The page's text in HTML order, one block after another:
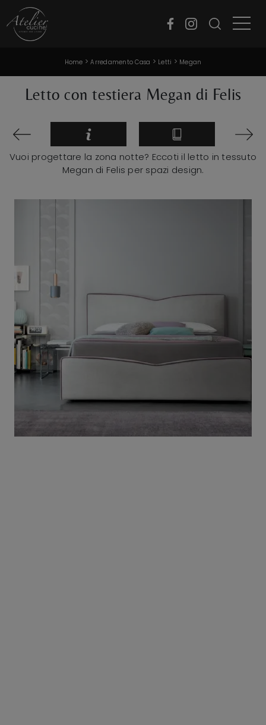
Home >Arredamento Casa > Letti > Megan
Letto con testiera Megan di Felis
Vuoi progettare la zona notte? Eccoti il letto in tessuto
Megan di Felis per spazi design.